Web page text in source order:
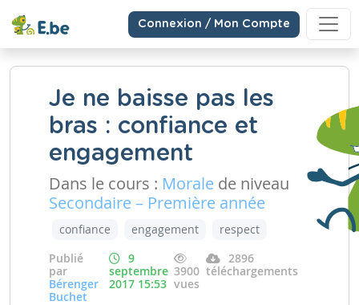
Connexion / Mon Compte
Je ne baisse pas les
bras : confiance et
engagement
Dans le cours : Morale de niveau
Secondaire – Première année
confiance engagement
respect
Publié
par
Bérenger
Buchet
9
septembre
2017 15:53
3900
vues
2896
téléchargements